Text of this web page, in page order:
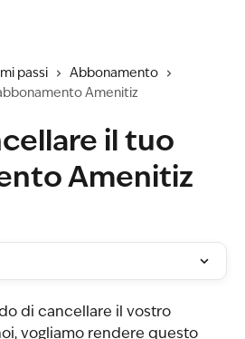
passi
Abbonamento
Amenitiz
il tuo
Amenitiz
di cancellare il vostro
vogliamo rendere questo